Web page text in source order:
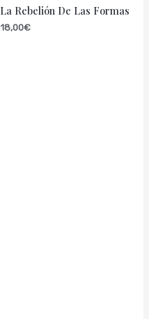
La Rebelión De Las Formas
18,00€